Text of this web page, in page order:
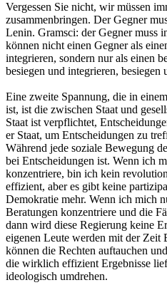
Vergessen Sie nicht, wir müssen
zusammenbringen. Der Gegner
Lenin. Gramsci: der Gegner muss
können nicht einen Gegner als
integrieren, sondern nur als einen
besiegen und integrieren, besiegen
Eine zweite Spannung, die in
ist, ist die zwischen Staat und
Staat ist verpflichtet,
er Staat, um Entscheidungen zu
Während jede soziale Bewegung
bei Entscheidungen ist. Wenn ich
konzentriere, bin ich kein
effizient, aber es gibt keine
Demokratie mehr. Wenn ich mich
Beratungen konzentriere und die
dann wird diese Regierung keine
eigenen Leute werden mit der Zeit
können die Rechten auftauchen
die wirklich effizient Ergebnisse
ideologisch umdrehen.